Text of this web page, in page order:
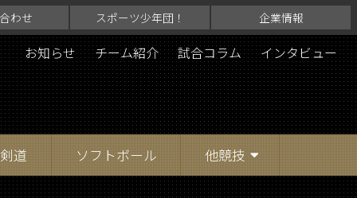
わせ スポーツ少年団！ 企業情報
お知らせ チーム紹介 試合コラム インタビュー
剣道 ソフトボール 他競技